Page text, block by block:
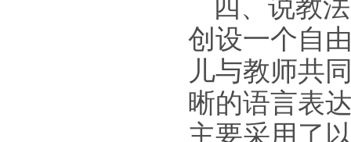
四、说教
创设一个自
儿与教师共
晰的语言表
主要采用了